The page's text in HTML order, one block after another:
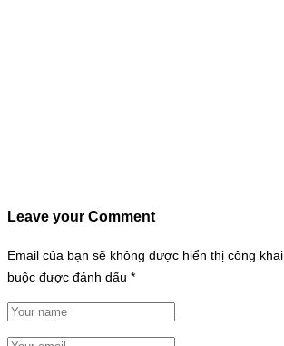
Leave your Comment
Email của bạn sẽ không được hiển thị công khai.
buộc được đánh dấu *